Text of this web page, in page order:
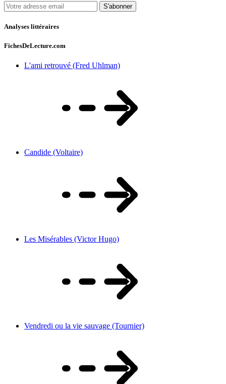
S'abonner
Analyses littéraires
FichesDeLecture.com
L'ami retrouvé (Fred Uhlman)
Candide (Voltaire)
Les Misérables (Victor Hugo)
Vendredi ou la vie sauvage (Tournier)